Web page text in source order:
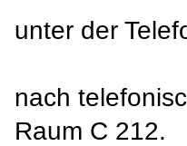
unter der
nach
Raum C 212.